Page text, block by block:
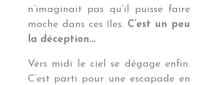
n’imaginait pas qu’il puisse faire
moche dans ces îles. C’est un peu
la déception…
Vers midi le ciel se dégage enfin.
C’est parti pour une escapade en